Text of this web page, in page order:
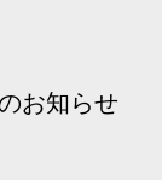
お知らせ